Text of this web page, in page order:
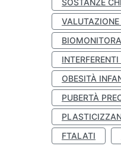
SOSTANZE
OBESITÀ
PUBERTÀ
FTALATI